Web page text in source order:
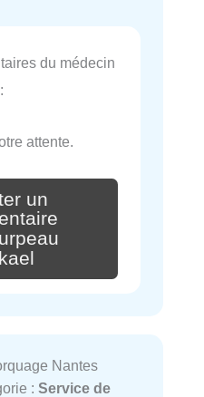
du médecin
:
attente.
un
Nantes
: Service de